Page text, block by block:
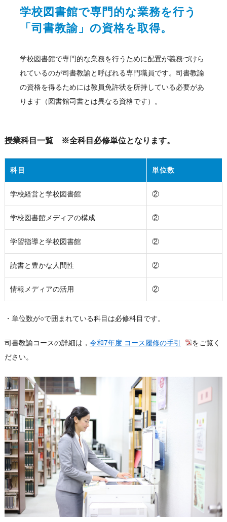
学校図書館で専門的な業務を行う
「司書教諭」の資格を取得。
学校図書館で専門的な業務を行うために配置が義務づけら
れているのが司書教諭と呼ばれる専門職員です。司書教諭
の資格を得るためには教員免許状を所持している必要があ
ります（図書館司書とは異なる資格です）。
授業科目一覧 ※全科目必修単位となります。
科目 単位数
学校経営と学校図書館 ②
学校図書館メディアの構成 ②
学習指導と学校図書館 ②
読書と豊かな人間性 ②
情報メディアの活用 ②
・単位数が○で囲まれている科目は必修科目です。
司書教諭コースの詳細は， 令和7年度 コース履修の手引
をご覧く
ださい。